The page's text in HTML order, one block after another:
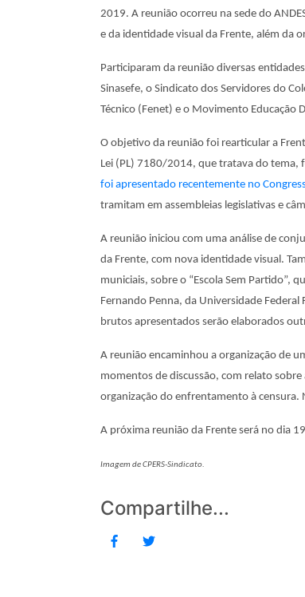
2019. A reunião ocorreu na sede do
e da identidade visual da Frente, além da
Participaram da reunião diversas
Sinasefe, o Sindicato dos Servidores do
Técnico (Fenet) e o Movimento Educação
O objetivo da reunião foi rearticular a
Lei (PL) 7180/2014, que tratava do
foi apresentado recentemente no
tramitam em assembleias legislativas e
A reunião iniciou com uma análise de
da Frente, com nova identidade visual.
municiais, sobre o “Escola Sem Partido”,
Fernando Penna, da Universidade
brutos apresentados serão elaborados
A reunião encaminhou a organização de
momentos de discussão, com relato
organização do enfrentamento à
A próxima reunião da Frente será no dia
Imagem de CPERS-Sindicato.
Compartilhe...